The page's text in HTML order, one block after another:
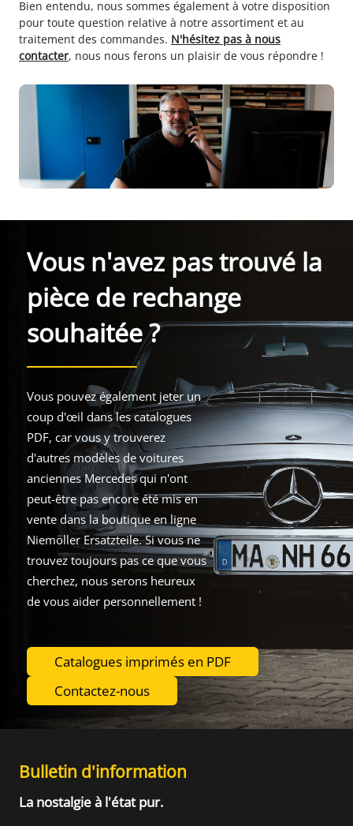
Bien entendu, nous sommes également à votre disposition
pour toute question relative à notre assortiment et au
traitement des commandes. N'hésitez pas à nous
contacter, nous nous ferons un plaisir de vous répondre !
Vous n'avez pas trouvé la
pièce de rechange
souhaitée ?
Vous pouvez également jeter un
coup d'œil dans les catalogues
PDF, car vous y trouverez
d'autres modèles de voitures
anciennes Mercedes qui n'ont
peut-être pas encore été mis en
vente dans la boutique en ligne
Niemöller Ersatzteile. Si vous ne
trouvez toujours pas ce que vous
cherchez, nous serons heureux
de vous aider personnellement !
Catalogues imprimés en PDF
Contactez-nous
Bulletin d'information
La nostalgie à l'état pur.